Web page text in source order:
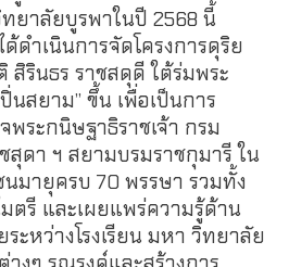
ยาลัยบูรพาในปี 2568 นี้
ดำเนินการจัดโครงการดุริย
สิรินธร ราชสดุดี ใต้ร่มพระ
สยาม” ขึ้น เพื่อเป็นการ
พระกนิษฐาธิราชเจ้า กรม
สุดา ฯ สยามบรมราชกุมารี ใน
นมายุครบ 70 พรรษา รวมทั้ง
ตรี และเผยแพร่ความรู้ด้าน
ะหว่างโรงเรียน มหา วิทยาลัย